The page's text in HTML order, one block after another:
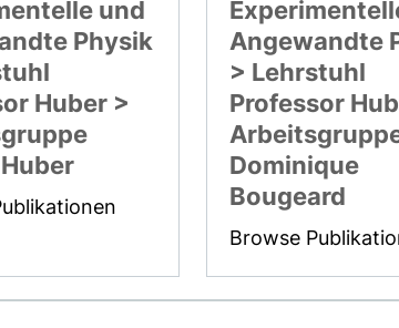
und
Physik
Huber >
Angewandte
> Lehrstuhl
Professor
Dominique
Bougeard
Browse